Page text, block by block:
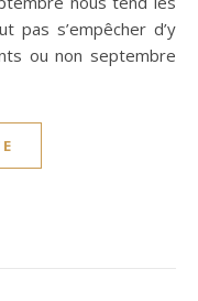
pas s’empêcher d’y
ou non septembre